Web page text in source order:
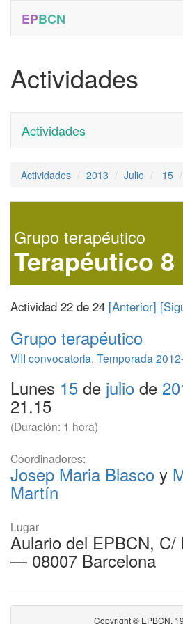
EPBCN
Actividades
Actividades
Actividades 2013 Julio 15
Grupo terapéutico
Terapéutico 8
Actividad 22 de 24 [Anterior]
Grupo terapéutico
VIII convocatoria, Temporada
Lunes 15 de julio de
21.15
(Duración: 1 hora)
Coordinadores:
Josep Maria Blasco y
Martín
Lugar
Aulario del EPBCN, C/
— 08007 Barcelona
Copyright © EPBCN,